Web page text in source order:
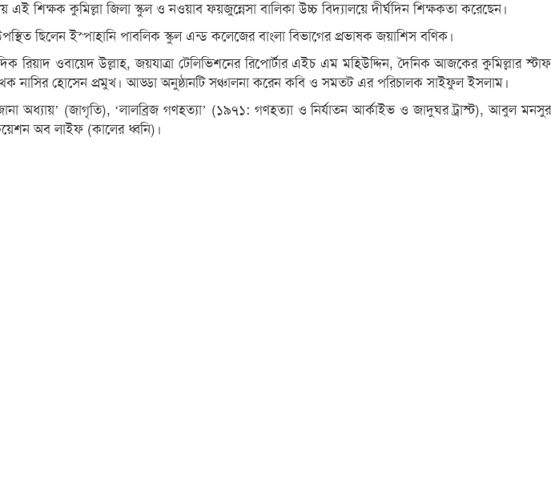
শিক্ষক কুমিল্লা জিলা স্কুল ও নওয়াব ফয়জুন্নেসা বালিকা উচ্চ বিদ্যালয়ে দীর্ঘদিন শিক্ষকতা করেছেন।
ছিলেন ইস্পাহানি পাবলিক স্কুল এন্ড কলেজের বাংলা বিভাগের প্রভাষক জয়াশিস বণিক।
ওবায়েদ উল্লাহ, জয়যাত্রা টেলিভিশনের রিপোর্টার এইচ এম মহিউদ্দিন, দৈনিক আজকের কুমিল্লার স্টাফ
নাসির হোসেন প্রমুখ। আড্ডা অনুষ্ঠানটি সঞ্চালনা করেন কবি ও সমতট এর পরিচালক সাইফুল ইসলাম।
অধ্যায়’ (জাগৃতি), ‘লালব্রিজ গণহত্যা’ (১৯৭১: গণহত্যা ও নির্যাতন আর্কাইভ ও জাদুঘর ট্রাস্ট), আবুল মনসুর
অব লাইফ (কালের ধ্বনি)।